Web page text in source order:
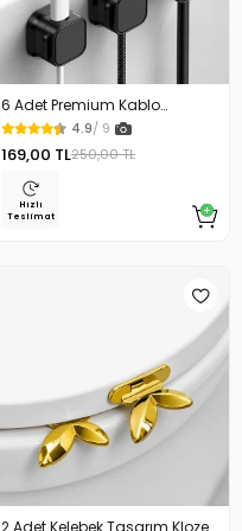
6 Adet Premium Kablo
Düzenleyici Kablo Tutucu
Mıknatıslı Kapak Özellikli
4.9/ 9
169,00 TL250,00 TL
Hızlı
Teslimat